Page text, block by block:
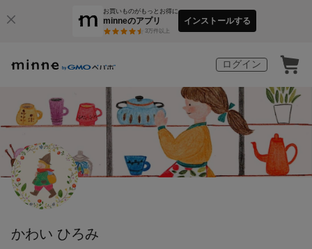
お買いものがもっとお得に
minneのアプリ
3万件以上
インストールする
ログイン
かわい ひろみ